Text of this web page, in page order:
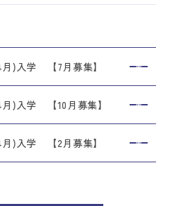
)入学 【7月募集】
)入学 【10月募集】
)入学 【2月募集】